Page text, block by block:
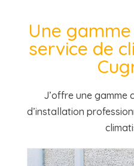
Une
service de
J’offre une gamme
d’installation